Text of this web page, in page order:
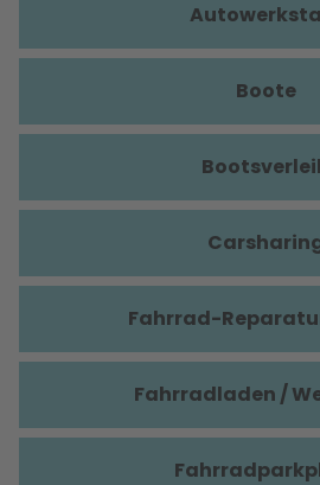
Boote
Fahrrad-
Fahrradladen /